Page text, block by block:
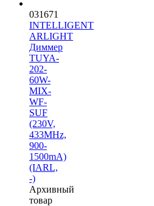
031671
INTELLIGENT
ARLIGHT
Диммер
TUYA-
202-
60W-
MIX-
WF-
SUF
(230V,
433MHz,
900-
1500mA)
(IARL,
-)
Архивный
товар